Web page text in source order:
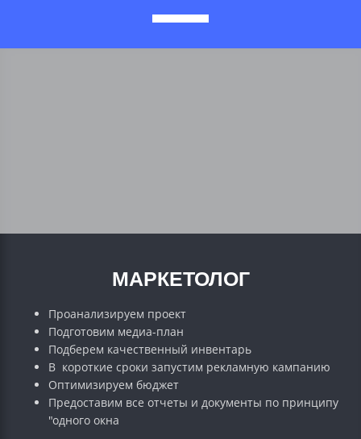
МАРКЕТОЛОГ
Проанализируем проект
Подготовим медиа-план
Подберем качественный инвентарь
В короткие сроки запустим рекламную кампанию
Оптимизируем бюджет
Предоставим все отчеты и документы по принципу
"одного окна